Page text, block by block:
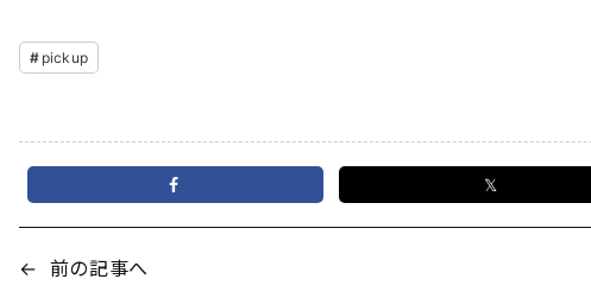
pickup
𝕏
← 前の記事へ